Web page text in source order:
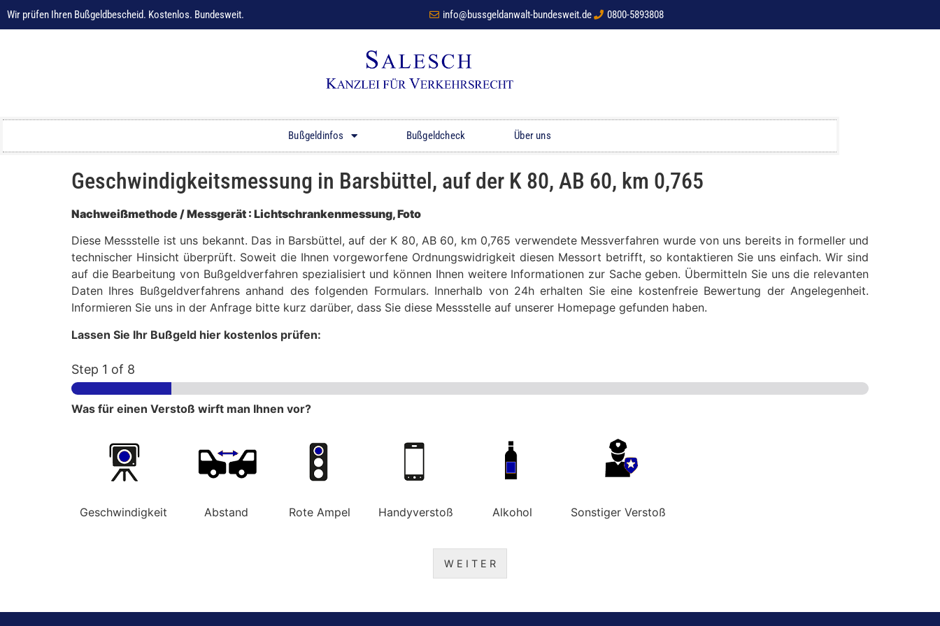
Wir prüfen Ihren Bußgeldbescheid. Kostenlos. Bundesweit. info@bussgeldanwalt-bundesweit.de 0800-5893808
Bußgeldinfos Bußgeldcheck Über uns
Geschwindigkeitsmessung in Barsbüttel, auf der K 80, AB 60, km 0,765
Nachweißmethode / Messgerät : Lichtschrankenmessung, Foto
Diese Messstelle ist uns bekannt. Das in Barsbüttel, auf der K 80, AB 60, km 0,765 verwendete Messverfahren wurde von uns bereits in formeller und
technischer Hinsicht überprüft. Soweit die Ihnen vorgeworfene Ordnungswidrigkeit diesen Messort betrifft, so kontaktieren Sie uns einfach. Wir sind
auf die Bearbeitung von Bußgeldverfahren spezialisiert und können Ihnen weitere Informationen zur Sache geben. Übermitteln Sie uns die relevanten
Daten Ihres Bußgeldverfahrens anhand des folgenden Formulars. Innerhalb von 24h erhalten Sie eine kostenfreie Bewertung der Angelegenheit.
Informieren Sie uns in der Anfrage bitte kurz darüber, dass Sie diese Messstelle auf unserer Homepage gefunden haben.
Lassen Sie Ihr Bußgeld hier kostenlos prüfen:
Step 1 of 8
Was für einen Verstoß wirft man Ihnen vor?
Geschwindigkeit Abstand Rote Ampel Handyverstoß Alkohol Sonstiger Verstoß
W E I T E R